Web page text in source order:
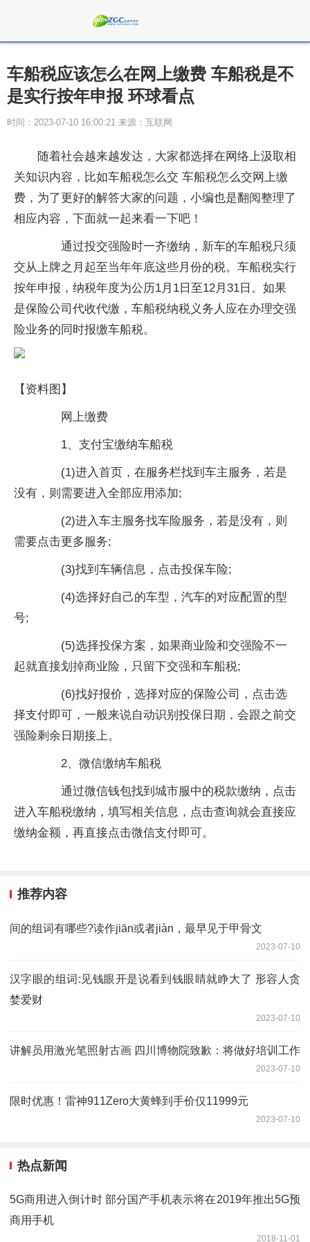
车船税应该怎么在网上缴费 车船税是不
是实行按年申报 环球看点
时间：2023-07-10 16:00:21 来源：互联网
随着社会越来越发达，大家都选择在网络上汲取相
关知识内容，比如车船税怎么交 车船税怎么交网上缴
费，为了更好的解答大家的问题，小编也是翻阅整理了
相应内容，下面就一起来看一下吧！
通过投交强险时一齐缴纳，新车的车船税只须
交从上牌之月起至当年年底这些月份的税。车船税实行
按年申报，纳税年度为公历1月1日至12月31日。如果
是保险公司代收代缴，车船税纳税义务人应在办理交强
险业务的同时报缴车船税。
【资料图】
网上缴费
1、支付宝缴纳车船税
(1)进入首页，在服务栏找到车主服务，若是
没有，则需要进入全部应用添加;
(2)进入车主服务找车险服务，若是没有，则
需要点击更多服务;
(3)找到车辆信息，点击投保车险;
(4)选择好自己的车型，汽车的对应配置的型
号;
(5)选择投保方案，如果商业险和交强险不一
起就直接划掉商业险，只留下交强和车船税;
(6)找好报价，选择对应的保险公司，点击选
择支付即可，一般来说自动识别投保日期，会跟之前交
强险剩余日期接上。
2、微信缴纳车船税
通过微信钱包找到城市服中的税款缴纳，点击
进入车船税缴纳，填写相关信息，点击查询就会直接应
缴纳金额，再直接点击微信支付即可。
推荐内容
间的组词有哪些?读作jiān或者jiàn，最早见于甲骨文
2023-07-10
汉字眼的组词:见钱眼开是说看到钱眼睛就睁大了 形容人贪
婪爱财
2023-07-10
讲解员用激光笔照射古画 四川博物院致歉：将做好培训工作
2023-07-10
限时优惠！雷神911Zero大黄蜂到手价仅11999元
2023-07-10
热点新闻
5G商用进入倒计时 部分国产手机表示将在2019年推出5G预
商用手机
2018-11-01